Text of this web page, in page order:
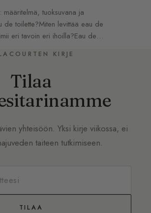
määritelmä, tuoksuvana ja
de toilette?Miten levittää eau de
eri tavoin eri ihoilla?Eau de…
KIRJE
Tilaa
yhteisöön. Yksi kirje viikossa, ei
taiteen tutkimiseen.
TILAA